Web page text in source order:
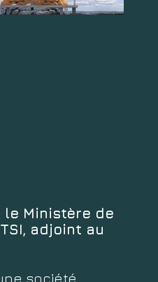
Ministère de
adjoint au
société